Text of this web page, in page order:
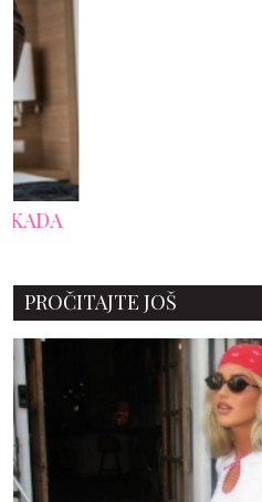
PROČITAJTE JOŠ